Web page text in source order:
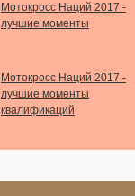
Мотокросс Наций 2017 -
лучшие моменты
Мотокросс Наций 2017 -
лучшие моменты
квалификаций